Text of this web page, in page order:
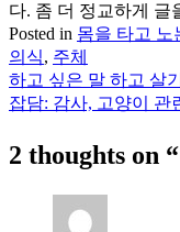
다. 좀 더 정교하게
Posted in 몸을 타고 노
의식, 주체
글
탐
색
하고 싶은 말 하고 살기
잡담: 감사, 고양이 관
2 thoughts on “